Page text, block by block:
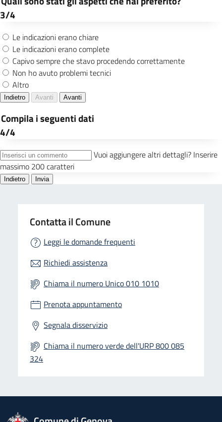
Contatta il Comune
Leggi le domande frequenti
Richiedi assistenza
Chiama il numero Unico 010 1010
Prenota appuntamento
Segnala disservizio
Chiama il numero verde dell'URP 800 085
324
logo Unione Europea